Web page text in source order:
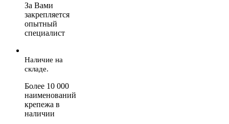
За Вами
закрепляется
опытный
специалист
Наличие на
складе.
Более 10 000
наименований
крепежа в
наличии